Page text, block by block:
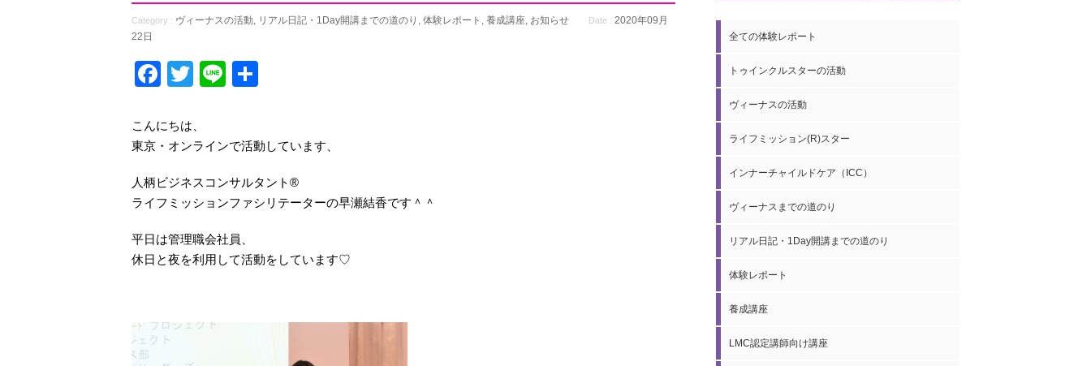
Category : ヴィーナスの活動, リアル日記・1Day開講までの道のり , 体験レポート , 養成講座, お知らせ Date : 2020年09月
22日
Facebook
Twitter
Line
こんにちは、
東京・オンラインで活動しています、
人柄ビジネスコンサルタント®️
ライフミッションファシリテーターの早瀬結香です＾＾
平日は管理職会社員、
休日と夜を利用して活動をしています♡
全ての体験レポート
トゥインクルスターの活動
ヴィーナスの活動
ライフミッション(R)スター
インナーチャイルドケア（ICC）
ヴィーナスまでの道のり
リアル日記・1Day開講までの道のり
体験レポート
養成講座
LMC認定講師向け講座